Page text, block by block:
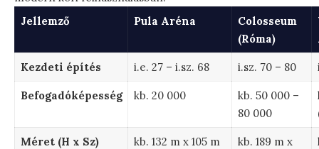
Jellemző
Pula Aréna
Colosseum
(Róma)
Kezdeti építés i.e. 27 – i.sz. 68 i.sz. 70 – 80
Befogadóképesség kb. 20 000
kb. 50 000 –
80 000
Méret (H x Sz) kb. 132 m x 105 m
kb. 189 m x